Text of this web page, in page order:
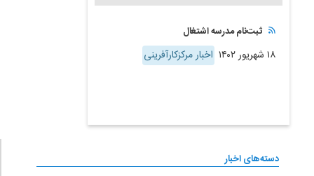
ثبت‌نام مدرسه اشتغال
۱۸ شهریور ۱۴۰۲ اخبار مرکزکارآفرینی
دسته‌های اخبار